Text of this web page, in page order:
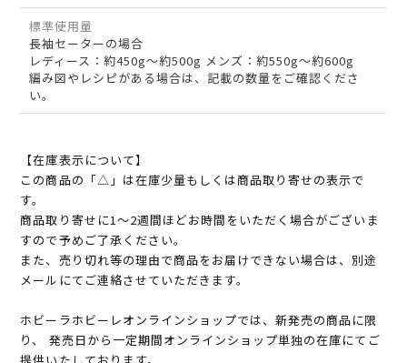
標準使用量
長袖セーターの場合
レディース：約450g～約500g メンズ：約550g～約600g
編み図やレシピがある場合は、記載の数量をご確認くださ
い。
【在庫表示について】
この商品の「△」は在庫少量もしくは商品取り寄せの表示で
す。
商品取り寄せに1～2週間ほどお時間をいただく場合がございま
すので予めご了承ください。
また、売り切れ等の理由で商品をお届けできない場合は、別途
メールにてご連絡させていただきます。
ホビーラホビーレオンラインショップでは、新発売の商品に限
り、 発売日から一定期間オンラインショップ単独の在庫にてご